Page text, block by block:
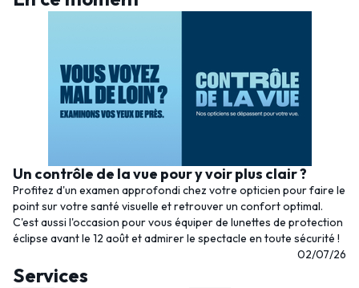
Un contrôle de la vue pour y voir plus clair ?
Profitez d'un examen approfondi chez votre opticien pour faire le
point sur votre santé visuelle et retrouver un confort optimal.
C'est aussi l'occasion pour vous équiper de lunettes de protection
éclipse avant le 12 août et admirer le spectacle en toute sécurité !
02/07/26
Services